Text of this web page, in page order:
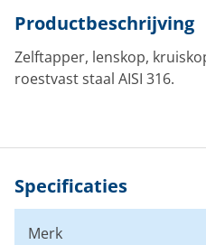
Productbeschrijving
Zelftapper, lenskop,
roestvast staal AISI 316.
Specificaties
Merk